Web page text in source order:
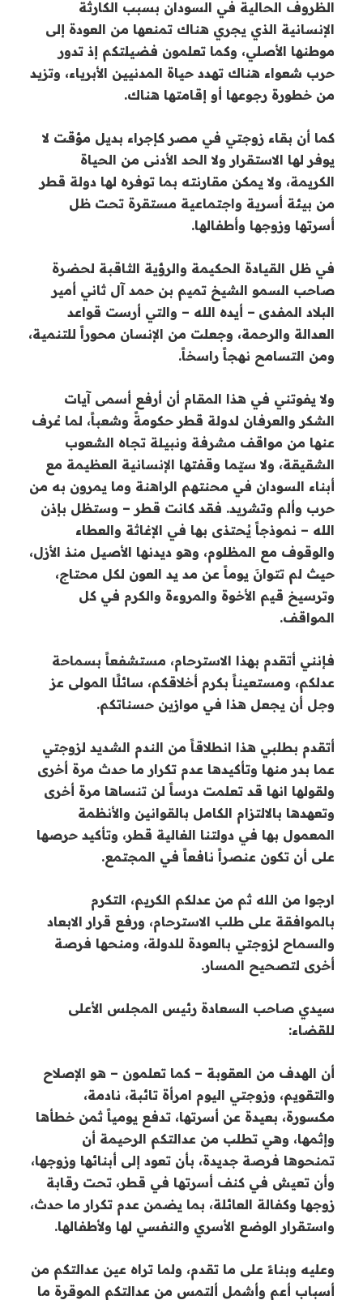
الظروف الحالية في السودان بسبب الكارثة
الإنسانية الذي يجري هناك تمنعها من العودة إلى
موطنها الأصلي، وكما تعلمون فضيلتكم إذ تدور
حرب شعواء هناك تهدد حياة المدنيين الأبرياء، وتزيد
من خطورة رجوعها أو إقامتها هناك.
كما أن بقاء زوجتي في مصر كإجراء بديل مؤقت لا
يوفر لها الاستقرار ولا الحد الأدنى من الحياة
الكريمة، ولا يمكن مقارنته بما توفره لها دولة قطر
من بيئة أسرية واجتماعية مستقرة تحت ظل
أسرتها وزوجها وأطفالها.
في ظل القيادة الحكيمة والرؤية الثاقبة لحضرة
صاحب السمو الشيخ تميم بن حمد آل ثاني أمير
البلاد المفدى – أيده الله – والتي أرست قواعد
العدالة والرحمة، وجعلت من الإنسان محوراً للتنمية،
ومن التسامح نهجاً راسخاً.
ولا يفوتني في هذا المقام أن أرفع أسمى آيات
الشكر والعرفان لدولة قطر حكومةً وشعباً، لما عُرف
عنها من مواقف مشرفة ونبيلة تجاه الشعوب
الشقيقة، ولا سيّما وقفتها الإنسانية العظيمة مع
أبناء السودان في محنتهم الراهنة وما يمرون به من
حرب وألم وتشريد. فقد كانت قطر – وستظل بإذن
الله – نموذجاً يُحتذى بها في الإغاثة والعطاء
والوقوف مع المظلوم، وهو ديدنها الأصيل منذ الأزل،
حيث لم تتوانَ يوماً عن مد يد العون لكل محتاج،
وترسيخ قيم الأخوة والمروءة والكرم في كل
المواقف.
فإنني أتقدم بهذا الاسترحام، مستشفعاً بسماحة
عدلكم، ومستعيناً بكرم أخلاقكم، سائلًا المولى عز
وجل أن يجعل هذا في موازين حسناتكم.
أتقدم بطلبي هذا انطلاقاً من الندم الشديد لزوجتي
عما بدر منها وتأكيدها عدم تكرار ما حدث مرة أخرى
ولقولها انها قد تعلمت درساً لن تنساها مرة أخرى
وتعهدها بالالتزام الكامل بالقوانين والأنظمة
المعمول بها في دولتنا الغالية قطر، وتأكيد حرصها
على أن تكون عنصراً نافعاً في المجتمع.
ارجوا من الله ثم من عدلكم الكريم، التكرم
بالموافقة على طلب الاسترحام، ورفع قرار الابعاد
والسماح لزوجتي بالعودة للدولة، ومنحها فرصة
أخرى لتصحيح المسار.
سيدي صاحب السعادة رئيس المجلس الأعلى
للقضاء:
أن الهدف من العقوبة – كما تعلمون – هو الإصلاح
والتقويم، وزوجتي اليوم امرأة تائبة، نادمة،
مكسورة، بعيدة عن أسرتها، تدفع يومياً ثمن خطأها
وإثمها، وهي تطلب من عدالتكم الرحيمة أن
تمنحوها فرصة جديدة، بأن تعود إلى أبنائها وزوجها،
وأن تعيش في كنف أسرتها في قطر، تحت رقابة
زوجها وكفالة العائلة، بما يضمن عدم تكرار ما حدث،
واستقرار الوضع الأسري والنفسي لها ولأطفالها.
وعليه وبناءً على ما تقدم، ولما تراه عين عدالتكم من
أسباب أعم وأشمل ألتمس من عدالتكم الموقرة ما